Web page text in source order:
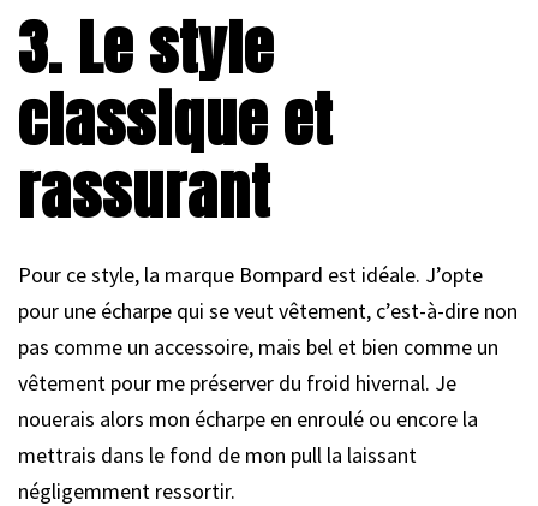
3. Le style
classique et
rassurant
Pour ce style, la marque Bompard est idéale. J’opte
pour une écharpe qui se veut vêtement, c’est-à-dire non
pas comme un accessoire, mais bel et bien comme un
vêtement pour me préserver du froid hivernal. Je
nouerais alors mon écharpe en enroulé ou encore la
mettrais dans le fond de mon pull la laissant
négligemment ressortir.